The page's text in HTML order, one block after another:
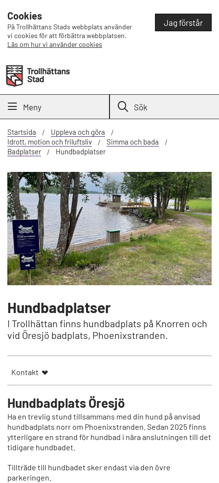
Cookies
På Trollhättans Stads webbplats använder
vi cookies för att förbättra webbplatsen.
Läs om hur vi använder cookies
Jag förstår
Meny Sök
Startsida
Uppleva och göra
Idrott, motion och friluftsliv
Simma och bada
Badplatser
Hundbadplatser
Hundbadplatser
I Trollhättan finns hundbadplats på Knorren och
vid Öresjö badplats, Phoenixstranden.
Kontakt
Hundbadplats Öresjö
Ha en trevlig stund tillsammans med din hund på anvisad
hundbadplats norr om Phoenixstranden. Sedan 2025 finns
ytterligare en strand för hundbad i nära anslutningen till det
tidigare hundbadet.
Tillträde till hundbadet sker endast via den övre
parkeringen.